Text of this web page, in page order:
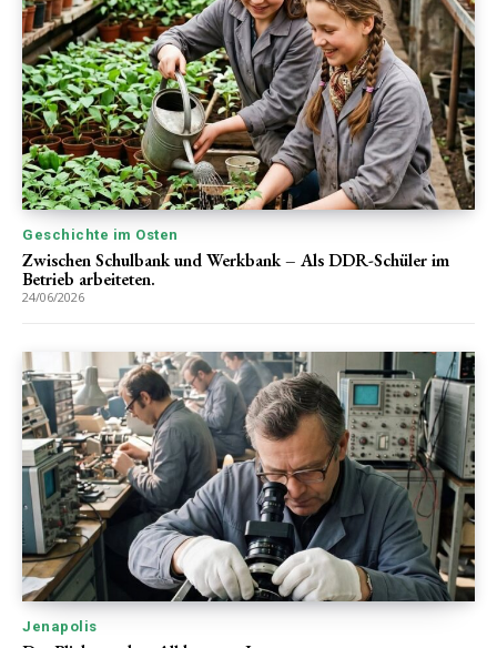
Geschichte im Osten
Zwischen Schulbank und Werkbank – Als DDR-Schüler im
Betrieb arbeiteten.
24/06/2026
Jenapolis